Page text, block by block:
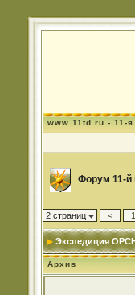
www.11td.ru - 11-я
Форум 11-й
2 страниц < 1
Экспедиция
Архив